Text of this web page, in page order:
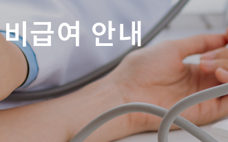
언어재활
찾아가는 방문재활
비급여 안내